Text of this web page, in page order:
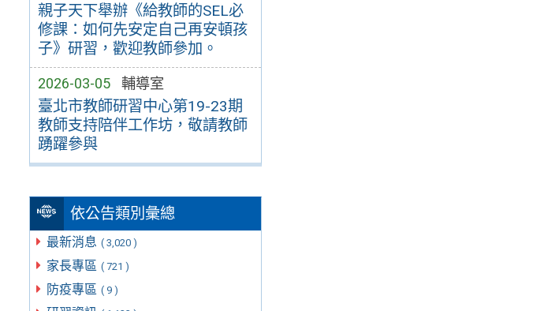
親子天下舉辦《給教師的SEL必
修課：如何先安定自己再安頓孩
子》研習，歡迎教師參加。
2026-03-05 輔導室
臺北市教師研習中心第19-23期
教師支持陪伴工作坊，敬請教師
踴躍參與
依公告類別彙總
最新消息 ( 3,020 )
家長專區 ( 721 )
防疫專區 ( 9 )